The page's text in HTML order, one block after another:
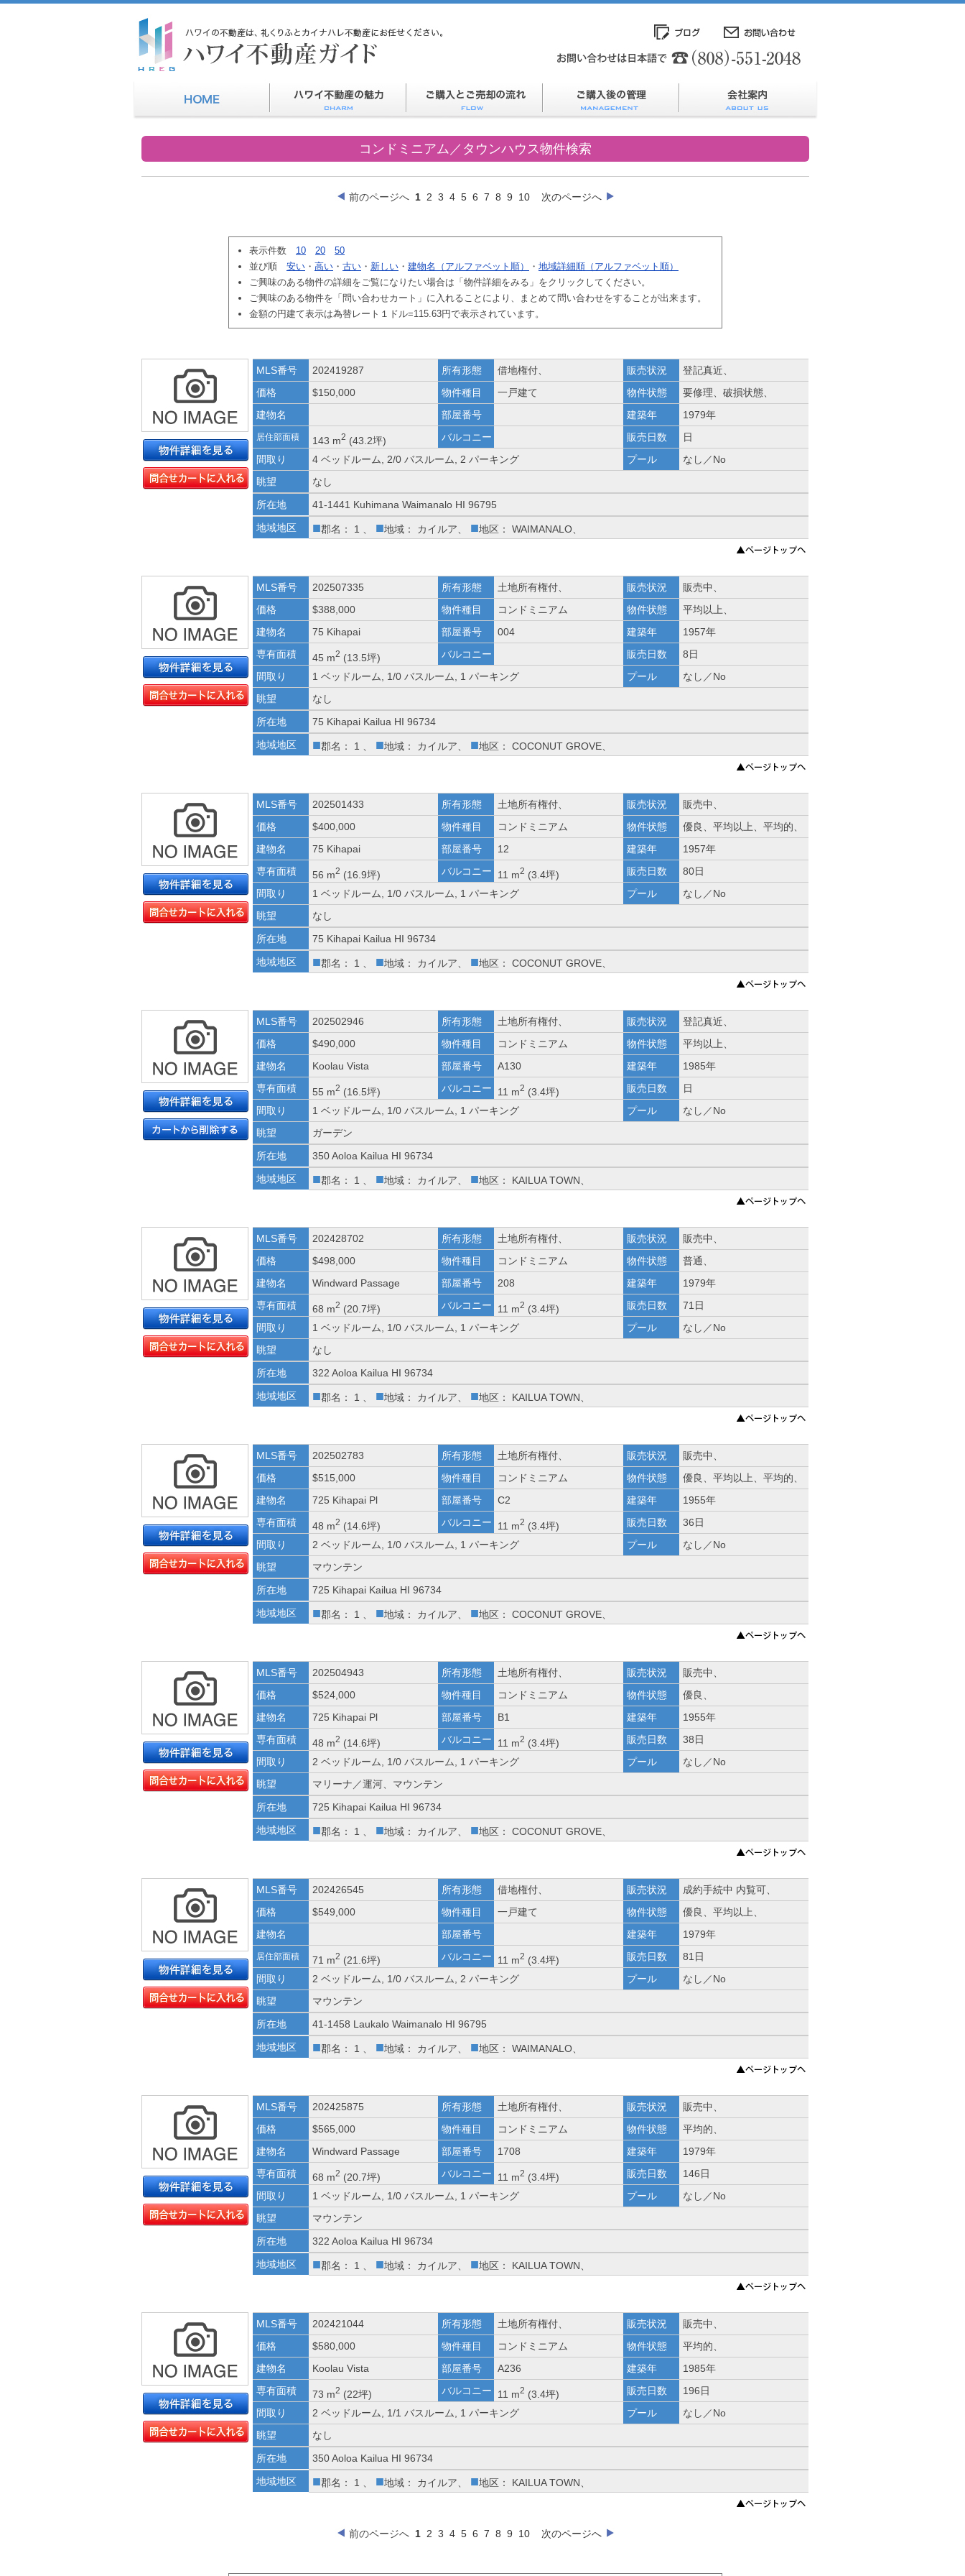
コンドミニアム／タウンハウス物件検索
前のページへ 1 2 3 4 5 6 7 8 9 10 次のページへ
表示件数 10 20
50
並び順 安い ・ 高い ・ 古い ・ 新しい ・ 建物名（アルファベット順） ・ 地域詳細順（アルファベット順）
ご興味のある物件の詳細をご覧になりたい場合は「物件詳細をみる」をクリックしてください。
ご興味のある物件を「問い合わせカート」に入れることにより、まとめて問い合わせをすることが出来ます。
金額の円建て表示は為替レート１ドル=115.63円で表示されています。
MLS番号 202419287 所有形態 借地権付、 販売状況
登記真近、
価格
$150,000 物件種目 一戸建て 物件状態
要修理、破損状態、
建物名
部屋番号 建築年 1979年
居住部面積 143 m2 (43.2坪) バルコニー 販売日数
日
間取り
4 ベッドルーム, 2/0 バスルーム, 2 パーキング プール
なし／No
眺望
なし
所在地
41-1441 Kuhimana Waimanalo HI 96795
地域地区
■郡名： 1 、 ■地域： カイルア、 ■地区： WAIMANALO、
MLS番号 202507335 所有形態 土地所有権付、 販売状況
販売中、
価格
$388,000 物件種目 コンドミニアム 物件状態
平均以上、
建物名
75 Kihapai 部屋番号 004 建築年
1957年
専有面積
45 m2 (13.5坪) バルコニー 販売日数
8日
間取り
1 ベッドルーム, 1/0 バスルーム, 1 パーキング プール
なし／No
眺望
なし
所在地
75 Kihapai Kailua HI 96734
地域地区
■郡名： 1 、 ■地域： カイルア、 ■地区： COCONUT GROVE、
MLS番号 202501433 所有形態 土地所有権付、 販売状況
販売中、
価格
$400,000 物件種目 コンドミニアム 物件状態
優良、平均以上、平均的、
建物名
75 Kihapai 部屋番号 12 建築年
1957年
専有面積
56 m2 (16.9坪) バルコニー 11 m2 (3.4坪) 販売日数
80日
間取り
1 ベッドルーム, 1/0 バスルーム, 1 パーキング プール
なし／No
眺望
なし
所在地
75 Kihapai Kailua HI 96734
地域地区
■郡名： 1 、 ■地域： カイルア、 ■地区： COCONUT GROVE、
MLS番号 202502946 所有形態 土地所有権付、 販売状況
登記真近、
価格
$490,000 物件種目 コンドミニアム 物件状態
平均以上、
建物名
Koolau Vista 部屋番号 A130 建築年
1985年
専有面積
55 m2 (16.5坪) バルコニー 11 m2 (3.4坪) 販売日数
日
間取り
1 ベッドルーム, 1/0 バスルーム, 1 パーキング プール
なし／No
眺望
ガーデン
所在地
350 Aoloa Kailua HI 96734
地域地区
■郡名： 1 、 ■地域： カイルア、 ■地区： KAILUA TOWN、
MLS番号 202428702 所有形態 土地所有権付、 販売状況
販売中、
価格
$498,000 物件種目 コンドミニアム 物件状態
普通、
建物名
Windward Passage 部屋番号 208 建築年
1979年
専有面積
68 m2 (20.7坪) バルコニー 11 m2 (3.4坪) 販売日数
71日
間取り
1 ベッドルーム, 1/0 バスルーム, 1 パーキング プール
なし／No
眺望
なし
所在地
322 Aoloa Kailua HI 96734
地域地区
■郡名： 1 、 ■地域： カイルア、 ■地区： KAILUA TOWN、
MLS番号 202502783 所有形態 土地所有権付、 販売状況
販売中、
価格
$515,000 物件種目 コンドミニアム 物件状態
優良、平均以上、平均的、
建物名
725 Kihapai Pl 部屋番号 C2 建築年
1955年
専有面積
48 m2 (14.6坪) バルコニー 11 m2 (3.4坪) 販売日数
36日
間取り
2 ベッドルーム, 1/0 バスルーム, 1 パーキング プール
なし／No
眺望
マウンテン
所在地
725 Kihapai Kailua HI 96734
地域地区
■郡名： 1 、 ■地域： カイルア、 ■地区： COCONUT GROVE、
MLS番号 202504943 所有形態 土地所有権付、 販売状況
販売中、
価格
$524,000 物件種目 コンドミニアム 物件状態
優良、
建物名
725 Kihapai Pl 部屋番号 B1 建築年
1955年
専有面積
48 m2 (14.6坪) バルコニー 11 m2 (3.4坪) 販売日数
38日
間取り
2 ベッドルーム, 1/0 バスルーム, 1 パーキング プール
なし／No
眺望
マリーナ／運河、マウンテン
所在地
725 Kihapai Kailua HI 96734
地域地区
■郡名： 1 、 ■地域： カイルア、 ■地区： COCONUT GROVE、
MLS番号 202426545 所有形態 借地権付、 販売状況
成約手続中 内覧可、
価格
$549,000 物件種目 一戸建て 物件状態
優良、平均以上、
建物名
部屋番号 建築年 1979年
居住部面積 71 m2 (21.6坪) バルコニー 11 m2 (3.4坪) 販売日数
81日
間取り
2 ベッドルーム, 1/0 バスルーム, 2 パーキング プール
なし／No
眺望
マウンテン
所在地
41-1458 Laukalo Waimanalo HI 96795
地域地区
■郡名： 1 、 ■地域： カイルア、 ■地区： WAIMANALO、
MLS番号 202425875 所有形態 土地所有権付、 販売状況
販売中、
価格
$565,000 物件種目 コンドミニアム 物件状態
平均的、
建物名
Windward Passage 部屋番号 1708 建築年
1979年
専有面積
68 m2 (20.7坪) バルコニー 11 m2 (3.4坪) 販売日数
146日
間取り
1 ベッドルーム, 1/0 バスルーム, 1 パーキング プール
なし／No
眺望
マウンテン
所在地
322 Aoloa Kailua HI 96734
地域地区
■郡名： 1 、 ■地域： カイルア、 ■地区： KAILUA TOWN、
MLS番号 202421044 所有形態 土地所有権付、 販売状況
販売中、
価格
$580,000 物件種目 コンドミニアム 物件状態
平均的、
建物名
Koolau Vista 部屋番号 A236 建築年
1985年
専有面積
73 m2 (22坪) バルコニー 11 m2 (3.4坪) 販売日数
196日
間取り
2 ベッドルーム, 1/1 バスルーム, 1 パーキング プール
なし／No
眺望
なし
所在地
350 Aoloa Kailua HI 96734
地域地区
■郡名： 1 、 ■地域： カイルア、 ■地区： KAILUA TOWN、
前のページへ 1 2 3 4 5 6 7 8 9 10 次のページへ